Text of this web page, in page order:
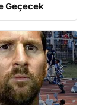
Geçecek